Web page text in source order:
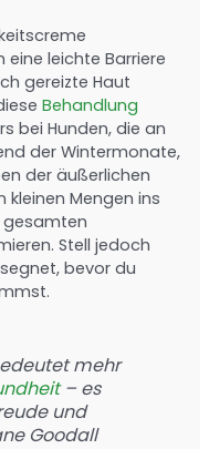
leichte Barriere
gereizte Haut
Behandlung
bei Hunden, die an
der Wintermonate,
der äußerlichen
kleinen Mengen ins
gesamten
Stell jedoch
bevor du
mehr
– es
und
Goodall